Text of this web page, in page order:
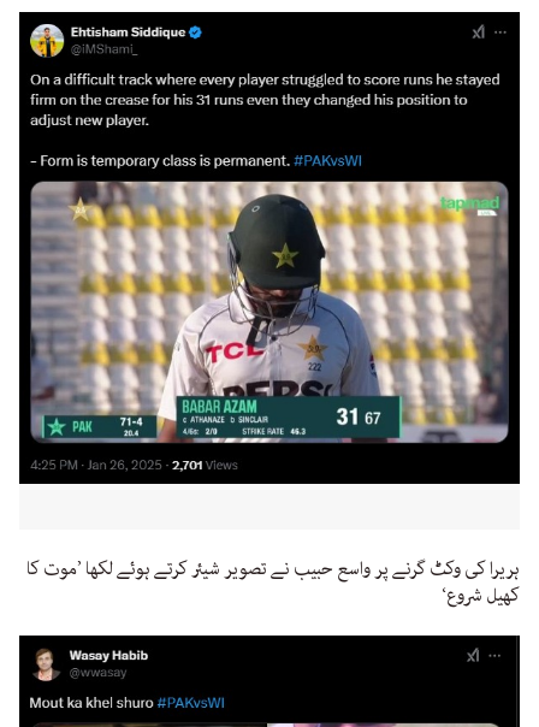
ہریرا کی وکٹ گرنے پر واسع حبیب نے تصویر شیئر کرتے ہوئے لکھا ’موت کا
کھیل شروع‘